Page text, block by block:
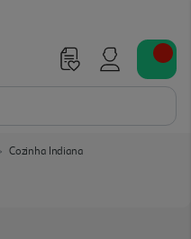
Cozinha Indiana